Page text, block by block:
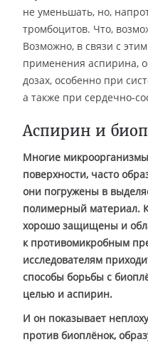
не уменьшать, но,
тромбоцитов. Что,
Возможно, в связи с
применения аспирина,
дозах, особенно при
а также при сердечно-
Аспирин и
Многие
поверхности, часто
они погружены в
полимерный материал.
хорошо защищены и
к противомикробным
исследователям
способы борьбы с
целью и аспирин.
И он показывает
против биоплёнок,